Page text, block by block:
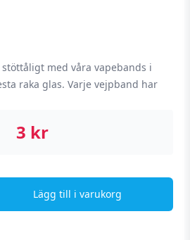
med våra vapebands i
raka glas. Varje vejpband har
3 kr
Lägg till i varukorg